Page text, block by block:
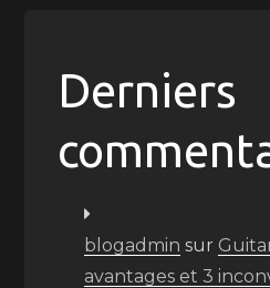
Derniers
blogadmin sur
avantages et 3